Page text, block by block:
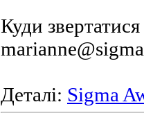
Куди
Деталі: Sigma